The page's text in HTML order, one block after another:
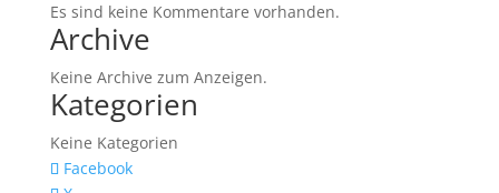
Es sind keine Kommentare vorhanden.
Archive
Keine Archive zum Anzeigen.
Kategorien
Keine Kategorien
Facebook